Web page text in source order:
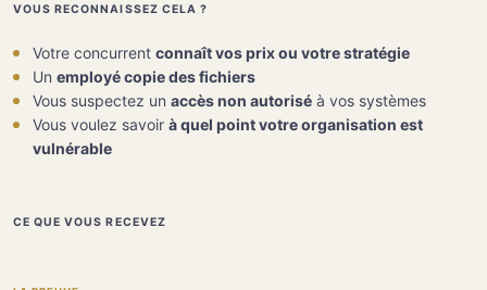
VOUS RECONNAISSEZ CELA ?
Votre concurrentconnaît vos prix ou votre stratégie
Unemployé copie des fichiers
Vous suspectez unaccès non autorisé à vos systèmes
Vous voulez savoirà quel point votre organisation est
vulnérable
CE QUE VOUS RECEVEZ